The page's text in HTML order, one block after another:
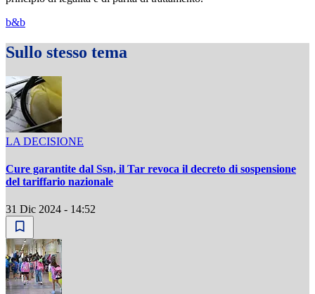
b&b
Sullo stesso tema
LA DECISIONE
Cure garantite dal Ssn, il Tar revoca il decreto di sospensione
del tariffario nazionale
31 Dic 2024 - 14:52